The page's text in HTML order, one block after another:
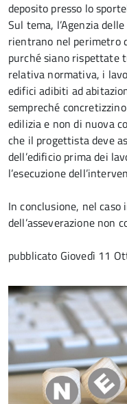
deposito presso lo
Sul tema, l’Agenzia
rientrano nel perimetro
purché siano rispettate
relativa normativa, i
edifici adibiti ad
sempreché
edilizia e non di nuova
che il progettista deve
dell’edificio prima dei
l’esecuzione
In conclusione, nel
dell’asseverazione non
pubblicato Giovedì 11